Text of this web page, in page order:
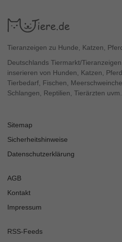
Tieranzeigen zu Hunde, Katzen,
Deutschlands Tiermarkt/
inserieren von Hunden, Katzen,
Tierbedarf, Fischen,
Schlangen, Reptilien, Tierärzten uvm.
Sitemap
Sicherheitshinweise
Datenschutzerklärung
AGB
Kontakt
Impressum
RSS-Feeds